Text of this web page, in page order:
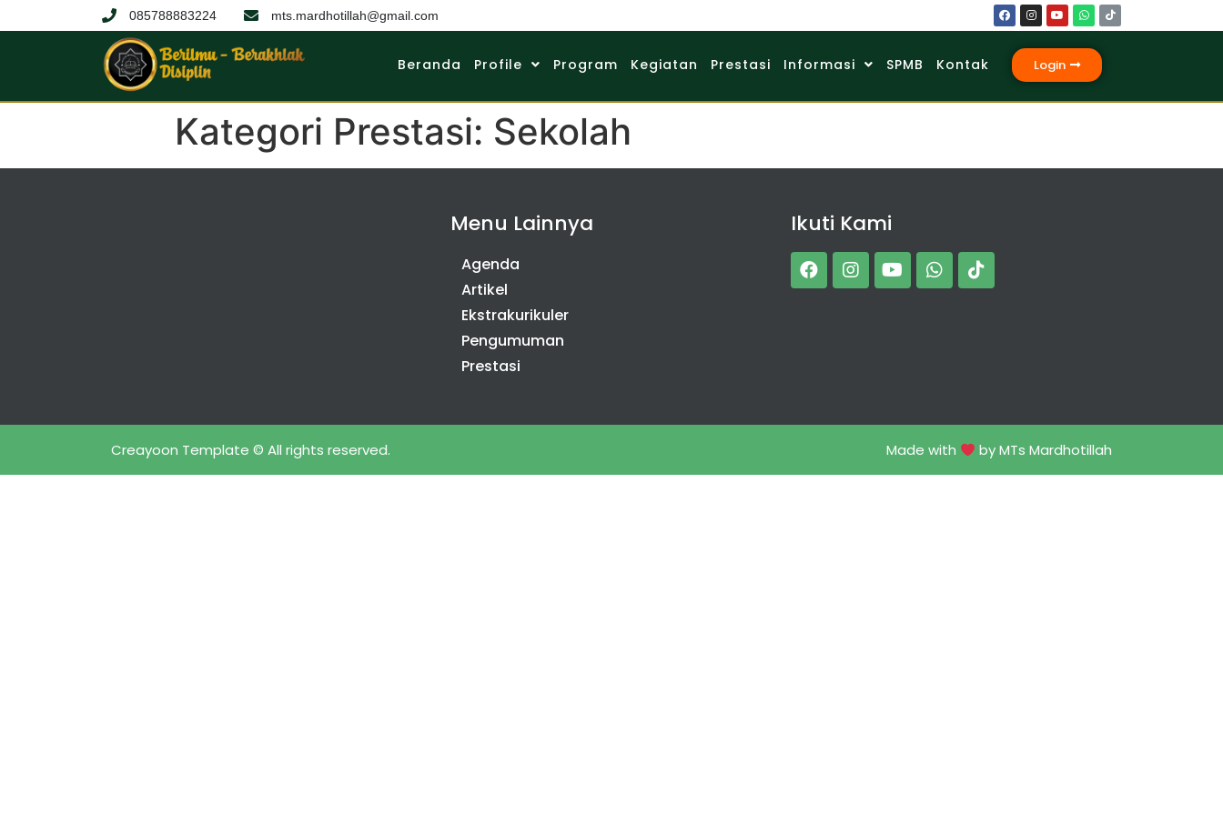
085788883224 mts.mardhotillah@gmail.com
Beranda Profile Program Kegiatan Prestasi Informasi SPMB Kontak Login
Kategori Prestasi: Sekolah
Menu Lainnya
Agenda
Artikel
Ekstrakurikuler
Pengumuman
Prestasi
Ikuti Kami
Creayoon Template © All rights reserved. Made with by MTs Mardhotillah